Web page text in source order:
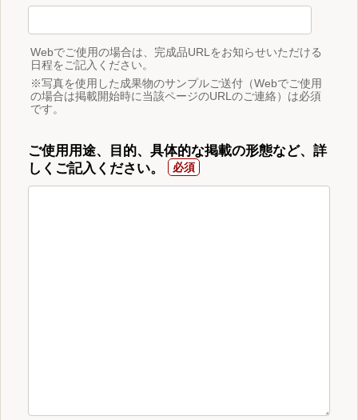
Webでご使用の場合は、完成品URLをお知らせいただける
日程をご記入ください。
※写真を使用した成果物のサンプルご送付（Webでご使用
の場合は掲載開始時に当該ページのURLのご連絡）は必須
です。
ご使用用途、目的、具体的な掲載の形態など、詳
しくご記入ください。